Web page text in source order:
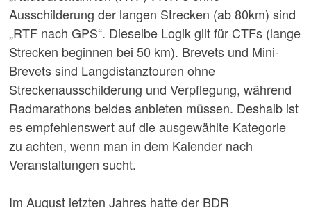
Ausschilderung der langen Strecken (ab 80km) sind
„RTF nach GPS“. Dieselbe Logik gilt für CTFs (lange
Strecken beginnen bei 50 km). Brevets und Mini-
Brevets sind Langdistanztouren ohne
Streckenausschilderung und Verpflegung, während
Radmarathons beides anbieten müssen. Deshalb ist
es empfehlenswert auf die ausgewählte Kategorie
zu achten, wenn man in dem Kalender nach
Veranstaltungen sucht.
Im August letzten Jahres hatte der BDR